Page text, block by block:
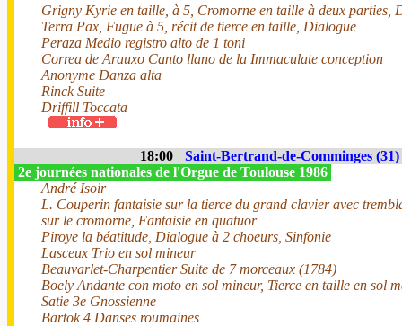
Grigny Kyrie en taille, à 5, Cromorne en taille à deux parties,
Terra Pax, Fugue à 5, récit de tierce en taille, Dialogue
Peraza Medio registro alto de 1 toni
Correa de Arauxo Canto llano de la Immaculate conception
Anonyme Danza alta
Rinck Suite
Driffill Toccata
18:00
Saint-Bertrand-de-Comminges (31)
2e journées nationales de l'Orgue de Toulouse 1986
André Isoir
L. Couperin fantaisie sur la tierce du grand clavier avec
sur le cromorne, Fantaisie en quatuor
Piroye la béatitude, Dialogue à 2 choeurs, Sinfonie
Lasceux Trio en sol mineur
Beauvarlet-Charpentier Suite de 7 morceaux (1784)
Boely Andante con moto en sol mineur, Tierce en taille en sol
Satie 3e Gnossienne
Bartok 4 Danses roumaines